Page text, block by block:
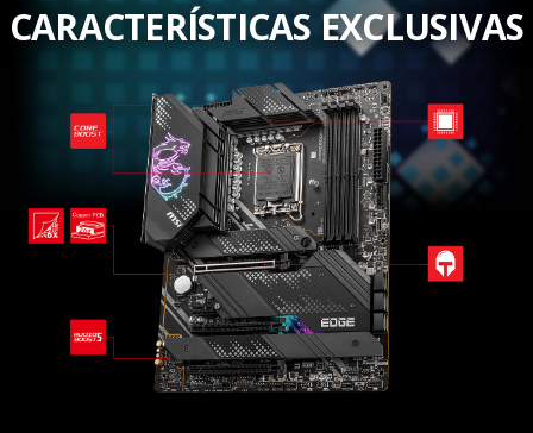
CARACTERÍSTICAS EXCLUSIVAS